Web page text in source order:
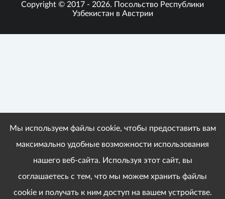
Copyright © 2017 - 2026. Посольство Республики
Узбекистан в Австрии
Мы используем файлы cookie, чтобы предоставить вам
максимально удобные возможности использования
нашего веб-сайта. Используя этот сайт, вы
соглашаетесь с тем, что мы можем хранить файлы
cookie и получать к ним доступ на вашем устройстве.